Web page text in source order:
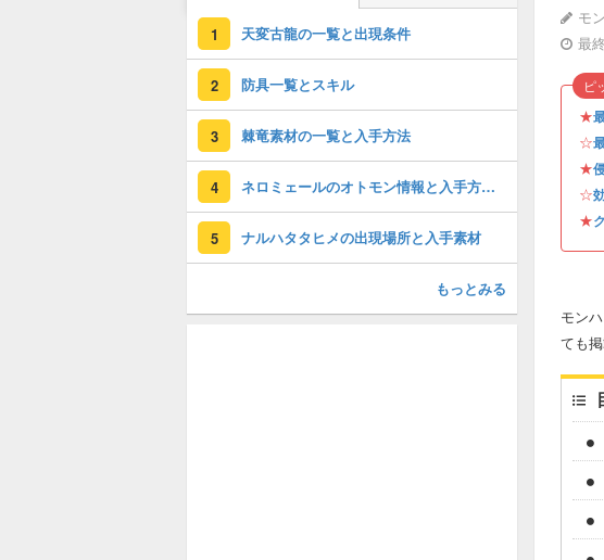
モ
最
★
☆
★
☆
★
ピ
モン
ても
1 天変古龍の一覧と出現条件
2 防具一覧とスキル
3 棘竜素材の一覧と入手方法
4 ネロミェールのオトモン情報と入手方法・場所
5 ナルハタタヒメの出現場所と入手素材
もっとみる